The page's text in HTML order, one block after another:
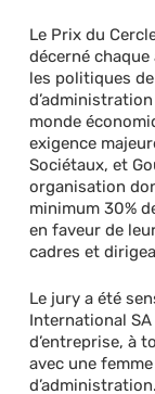
Le Prix du
décerné
les politiques
monde
exigence
Sociétaux, et
organisation
minimum 30%
en faveur de
cadres et
Le jury a été
International
d’entreprise, à
avec une